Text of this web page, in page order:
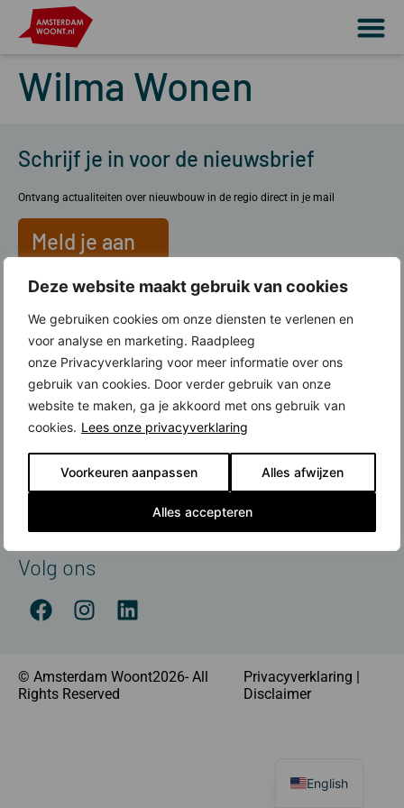
Deze website maakt gebruik van cookies
We gebruiken cookies om onze diensten te verlenen en
voor analyse en marketing. Raadpleeg
onze Privacyverklaring voor meer informatie over ons
gebruik van cookies. Door verder gebruik van onze
website te maken, ga je akkoord met ons gebruik van
cookies. Lees onze privacyverklaring
Voorkeuren aanpassen Alles afwijzen
Alles accepteren
Wilma Wonen
Schrijf je in voor de nieuwsbrief
Ontvang actualiteiten over nieuwbouw in de regio direct in je mail
Meld je aan
Over ons
Wat doen wij?
Werkgebied Amsterdam Woont
Lid worden
Contact
Meer over nieuwbouw
Amsterdamse Nieuwbouwprijs
Volg ons
© Amsterdam Woont2026- All
Rights Reserved
Privacyverklaring
Disclaimer
English